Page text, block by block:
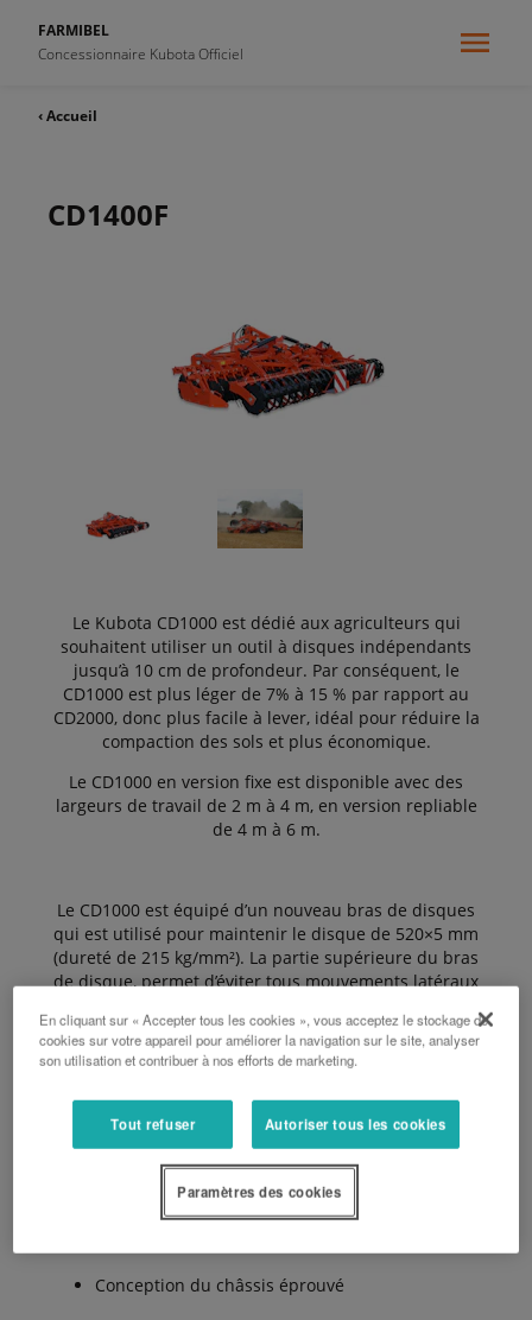
FARMIBEL
Concessionnaire Kubota Officiel
‹ Accueil
CD1400F
Le Kubota CD1000 est dédié aux agriculteurs qui
souhaitent utiliser un outil à disques indépendants
jusqu’à 10 cm de profondeur. Par conséquent, le
CD1000 est plus léger de 7% à 15 % par rapport au
CD2000, donc plus facile à lever, idéal pour réduire la
compaction des sols et plus économique.
Le CD1000 en version fixe est disponible avec des
largeurs de travail de 2 m à 4 m, en version repliable
de 4 m à 6 m.
Le CD1000 est équipé d’un nouveau bras de disques
qui est utilisé pour maintenir le disque de 520×5 mm
(dureté de 215 kg/mm²). La partie supérieure du bras
de disque, permet d’éviter tous mouvements latéraux
de coupe.
Les Avantages:
7% à 15% plus léger – facile à lever, réduction
Conception du châssis éprouvé
En cliquant sur « Accepter tous les cookies », vous acceptez le stockage de
cookies sur votre appareil pour améliorer la navigation sur le site, analyser
son utilisation et contribuer à nos efforts de marketing.
Tout refuser Autoriser tous les cookies
Paramètres des cookies